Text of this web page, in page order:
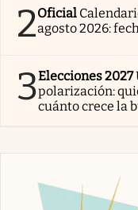
2Oficial
agosto 2026:
3Elecciones 2027
polarización:
cuánto crece la